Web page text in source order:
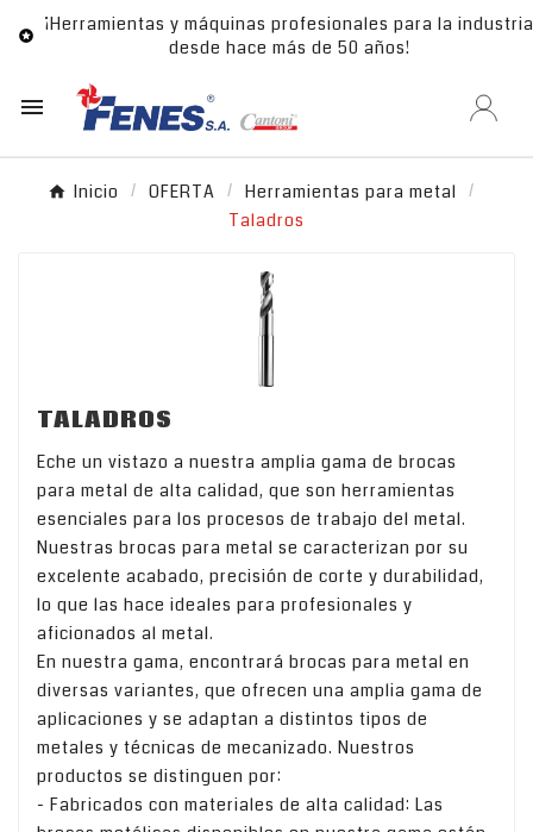

¡Herramientas y máquinas profesionales para la industria
desde hace más de 50 años!

Inicio OFERTA
Herramientas para metal
Taladros
TALADROS
Eche un vistazo a nuestra amplia gama de brocas
para metal de alta calidad, que son herramientas
esenciales para los procesos de trabajo del metal.
Nuestras brocas para metal se caracterizan por su
excelente acabado, precisión de corte y durabilidad,
lo que las hace ideales para profesionales y
aficionados al metal.
En nuestra gama, encontrará brocas para metal en
diversas variantes, que ofrecen una amplia gama de
aplicaciones y se adaptan a distintos tipos de
metales y técnicas de mecanizado. Nuestros
productos se distinguen por:
- Fabricados con materiales de alta calidad: Las